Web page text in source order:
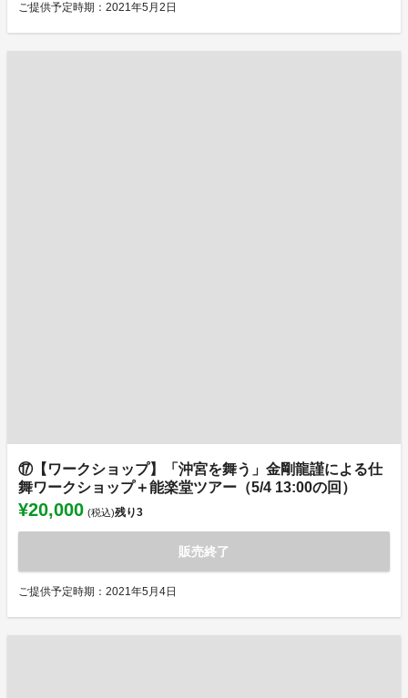
ご提供予定時期：2021年5月2日
⑰【ワークショップ】「沖宮を舞う」金剛龍謹による仕
舞ワークショップ＋能楽堂ツアー（5/4 13:00の回）
¥20,000 (税込)残り3
販売終了
ご提供予定時期：2021年5月4日